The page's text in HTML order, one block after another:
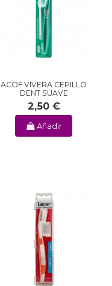
ACOF VIVERA CEPILLO
DENT SUAVE
2,50 €
Añadir